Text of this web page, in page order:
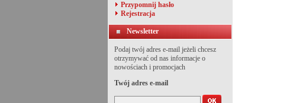
Przypomnij hasło
Rejestracja
Newsletter
Podaj twój adres e-mail jeżeli chcesz
otrzymywać od nas informacje o
nowościach i promocjach
Twój adres e-mail